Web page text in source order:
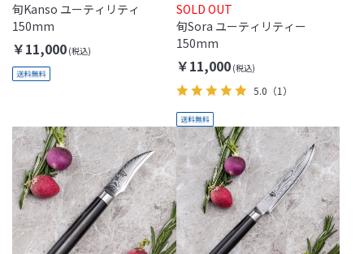
旬Kanso ユーティリティ
150mm
￥11,000
SOLD OUT
旬Sora ユーティリティー
150mm
￥11,000
5.0 （1）